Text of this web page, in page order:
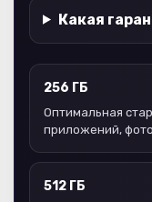
Какая
256 ГБ
Оптимальная
приложений,
512 ГБ